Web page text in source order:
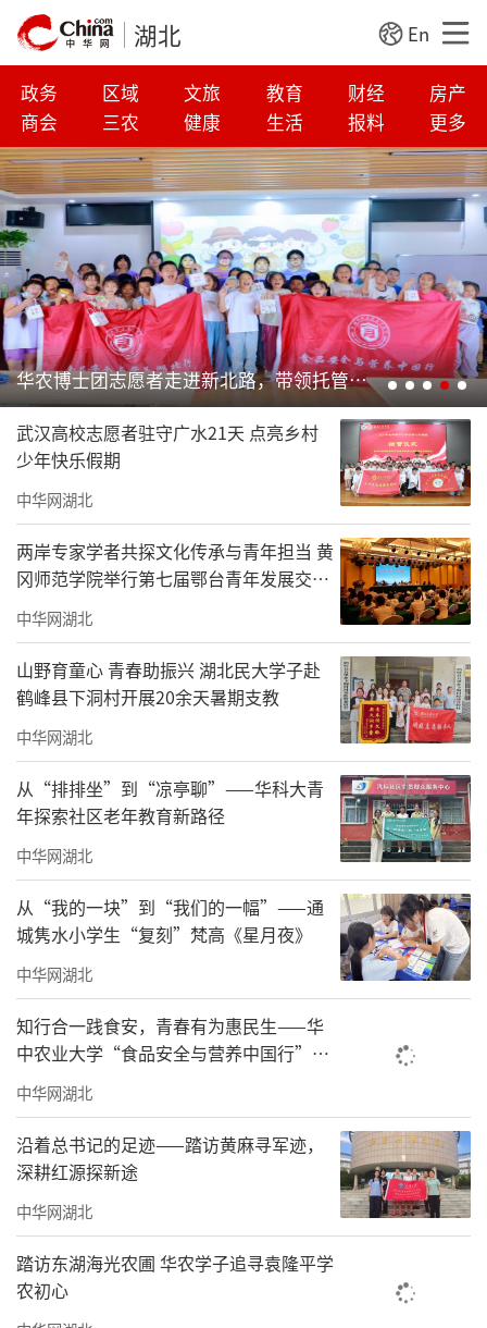
湖北 En
政务 区域 文旅 教育 财经
房产
商会
三农 健康 生活 报料 更多
湖大联手北航：从“玩”到“创”，游戏开发实践特色课点燃青少年科创梦
武汉高校志愿者驻守广水21天 点亮乡村
少年快乐假期
中华网湖北
两岸专家学者共探文化传承与青年担当 黄
冈师范学院举行第七届鄂台青年发展交流
活动
中华网湖北
山野育童心 青春助振兴 湖北民大学子赴
鹤峰县下洞村开展20余天暑期支教
中华网湖北
从“排排坐”到“凉亭聊”——华科大青
年探索社区老年教育新路径
中华网湖北
从“我的一块”到“我们的一幅”——通
城隽水小学生“复刻”梵高《星月夜》
中华网湖北
知行合一践食安，青春有为惠民生——华
中农业大学“食品安全与营养中国行”博
士团一直在路上
中华网湖北
沿着总书记的足迹——踏访黄麻寻军迹，
深耕红源探新途
中华网湖北
踏访东湖海光农圃 华农学子追寻袁隆平学
农初心